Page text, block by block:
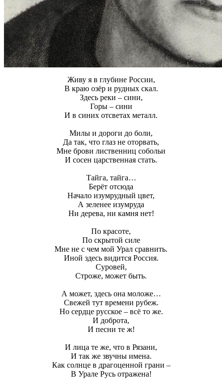
Живу я в глубине России,
В краю озёр и рудных скал.
Здесь реки – сини,
Горы – сини
И в синих отсветах металл.
Милы и дороги до боли,
Да так, что глаз не оторвать,
Мне брови лиственниц собольи
И сосен царственная стать.
Тайга, тайга…
Берёт отсюда
Начало изумрудный цвет,
А зеленее изумруда
Ни дерева, ни камня нет!
По красоте,
По скрытой силе
Мне не с чем мой Урал сравнить.
Иной здесь видится Россия.
Суровей,
Строже, может быть.
А может, здесь она моложе…
Свежей тут времени рубеж.
Но сердце русское – всё то же.
И доброта,
И песни те ж!
И лица те же, что в Рязани,
И так же звучны имена.
Как солнце в драгоценной грани –
В Урале Русь отражена!